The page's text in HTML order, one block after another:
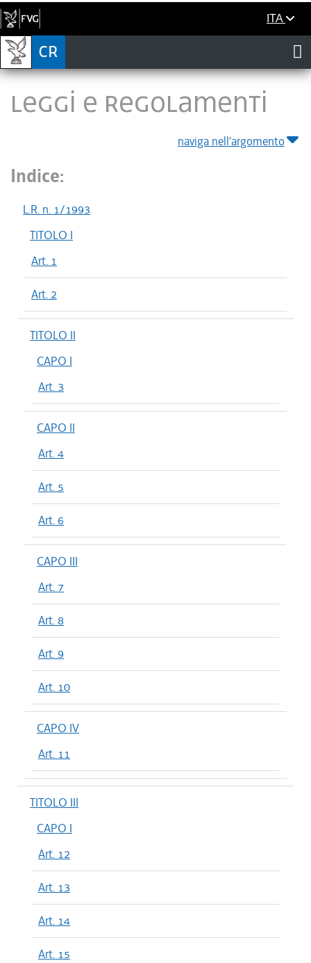
ITA
LEGGI E REGOLAMENTI
naviga nell'argomento
Indice:
L.R. n. 1/1993
TITOLO I
Art. 1
Art. 2
TITOLO II
CAPO I
Art. 3
CAPO II
Art. 4
Art. 5
Art. 6
CAPO III
Art. 7
Art. 8
Art. 9
Art. 10
CAPO IV
Art. 11
TITOLO III
CAPO I
Art. 12
Art. 13
Art. 14
Art. 15